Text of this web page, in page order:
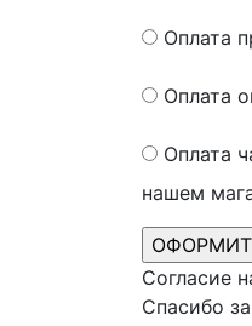
Оплата
Оплата
Оплата
нашем
Согласие
Спасибо